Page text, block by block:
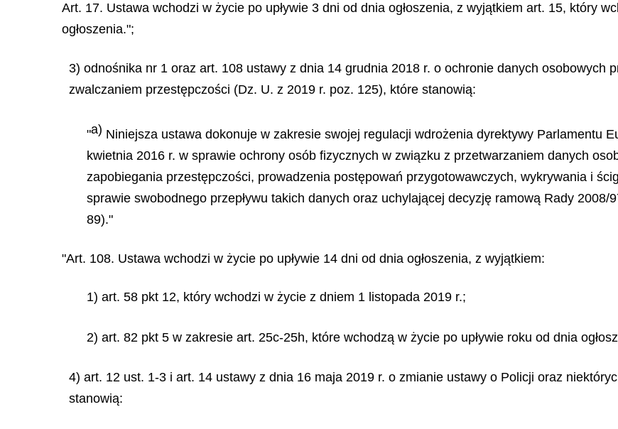
Art. 17. Ustawa wchodzi w życie po upływie 3 dni od dnia ogłoszenia, z wyjątkiem art. 15, który
ogłoszenia.";
3) odnośnika nr 1 oraz art. 108 ustawy z dnia 14 grudnia 2018 r. o ochronie danych osobowych
zwalczaniem przestępczości (Dz. U. z 2019 r. poz. 125), które stanowią:
"a) Niniejsza ustawa dokonuje w zakresie swojej regulacji wdrożenia dyrektywy Parlamentu
kwietnia 2016 r. w sprawie ochrony osób fizycznych w związku z przetwarzaniem danych
zapobiegania przestępczości, prowadzenia postępowań przygotowawczych, wykrywania i
sprawie swobodnego przepływu takich danych oraz uchylającej decyzję ramową Rady
89)."
"Art. 108. Ustawa wchodzi w życie po upływie 14 dni od dnia ogłoszenia, z wyjątkiem:
1) art. 58 pkt 12, który wchodzi w życie z dniem 1 listopada 2019 r.;
2) art. 82 pkt 5 w zakresie art. 25c-25h, które wchodzą w życie po upływie roku od dnia
4) art. 12 ust. 1-3 i art. 14 ustawy z dnia 16 maja 2019 r. o zmianie ustawy o Policji oraz
stanowią: